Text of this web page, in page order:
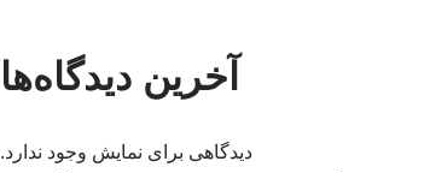
آخرین دیدگاه‌ها
دیدگاهی برای نمایش وجود ندارد.